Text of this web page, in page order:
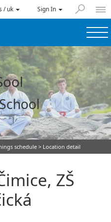
/ uk Sign In
schedule > Location detail
ZŠ